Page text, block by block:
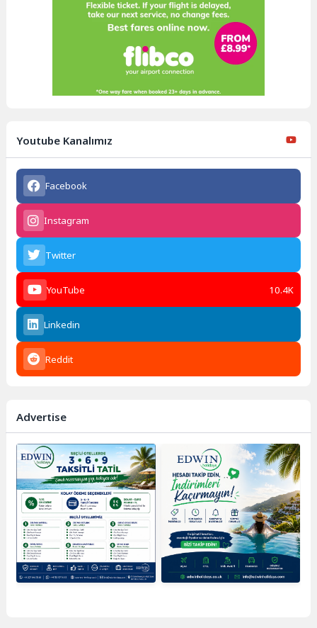
Youtube Kanalımız
Facebook
Instagram
Twitter
YouTube 10.4K
Linkedin
Reddit
Advertise